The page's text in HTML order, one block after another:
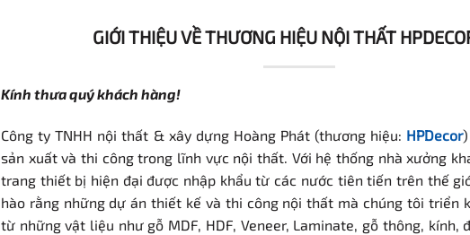
GIỚI THIỆU VỀ THƯƠNG HIỆU NỘI THẤT
Kính thưa quý khách hàng!
Công ty TNHH nội thất & xây dựng Hoàng Phát (thương hiệu: HPDecor
sản xuất và thi công trong lĩnh vực nội thất. Với hệ thống nhà xưởng
trang thiết bị hiện đại được nhập khẩu từ các nước tiên tiến trên thế
hào rằng những dự án thiết kế và thi công nội thất mà chúng tôi triển
từ những vật liệu như gỗ MDF, HDF, Veneer, Laminate, gỗ thông, kính,